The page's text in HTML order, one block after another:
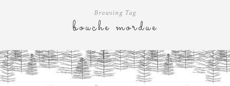
Browsing Tag
bouche mordue